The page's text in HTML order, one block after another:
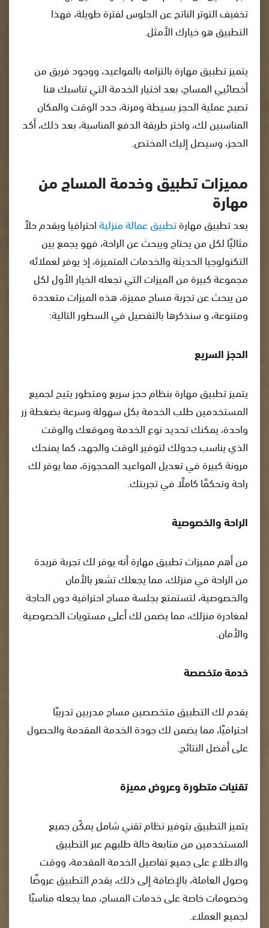
تخفيف التوتر الناتج عن الجلوس لفترة طويلة، فهذا
التطبيق هو خيارك الأمثل.
يتميز تطبيق مهارة بالتزامه بالمواعيد، ووجود فريق من
أخصائيي المساج، بعد اختيار الخدمة التي تناسبك هنا
تصبح عملية الحجز بسيطة ومرنة، حدد الوقت والمكان
المناسبين لك، واختر طريقة الدفع المناسبة، بعد ذلك، أكد
الحجز، وسيصل إليك المختص.
مميزات تطبيق وخدمة المساج من
مهارة
يعد تطبيق مهارةتطبيق عمالة منزليةاحترافيا ويقدم حلاً
مثاليًا لكل من يحتاج ويبحث عن الراحة، فهو يجمع بين
التكنولوجيا الحديثة والخدمات المتميزة، إذ يوفر لعملائه
مجموعة كبيرة من الميزات التي تجعله الخيار الأول لكل
من يبحث عن تجربة مساج مميزة، هذه الميزات متعددة
ومتنوعة، و سنذكرها بالتفصيل في السطور التالية:
الحجز السريع
يتميز تطبيق مهارة بنظام حجز سريع ومتطور يتيح لجميع
المستخدمين طلب الخدمة بكل سهولة وسرعة بضغطة زر
واحدة، يمكنك تحديد نوع الخدمة وموقعك والوقت
الذي يناسب جدولك لتوفير الوقت والجهد، كما يمنحك
مرونة كبيرة في تعديل المواعيد المحجوزة، مما يوفر لك
راحة وتحكمًا كاملًا في تجربتك.
الراحة والخصوصية
من أهم مميزات تطبيق مهارة أنه يوفر لك تجربة فريدة
من الراحة في منزلك، مما يجعلك تشعر بالأمان
والخصوصية، لتستمتع بجلسة مساج احترافية دون الحاجة
لمغادرة منزلك، مما يضمن لك أعلى مستويات الخصوصية
والأمان.
خدمة متخصصة
يقدم لك التطبيق متخصصين مساج مدربين تدريبًا
احترافيًا، مما يضمن لك جودة الخدمة المقدمة والحصول
على أفضل النتائج.
تقنيات متطورة وعروض مميزة
يتميز التطبيق بتوفير نظام تقني شامل يمكّن جميع
المستخدمين من متابعة حالة طلبهم عبر التطبيق
والاطلاع على جميع تفاصيل الخدمة المقدمة، ووقت
وصول العاملة، بالإضافة إلى ذلك، يقدم التطبيق عروضًا
وخصومات خاصة على خدمات المساج، مما يجعله مناسبًا
لجميع العملاء.